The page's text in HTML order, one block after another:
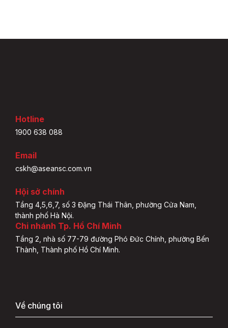
Hotline
1900 638 088
Email
cskh@aseansc.com.vn
Hội sở chính
Tầng 4,5,6,7, số 3 Đặng Thái Thân, phường Cửa Nam,
thành phố Hà Nội.
Chi nhánh Tp. Hồ Chí Minh
Tầng 2, nhà số 77-79 đường Phó Đức Chính, phường Bến
Thành, Thành phố Hồ Chí Minh.
Về chúng tôi